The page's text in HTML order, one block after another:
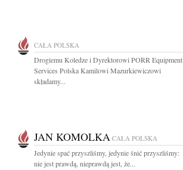
CAŁA POLSKA
Drogiemu Koledze i Dyrektorowi PORR Equipment
Services Polska Kamilowi Mazurkiewiczowi
składamy...
JAN KOMOLKA CAŁA POLSKA
Jedynie spać przyszliśmy, jedynie śnić przyszliśmy:
nie jest prawdą, nieprawdą jest, że...